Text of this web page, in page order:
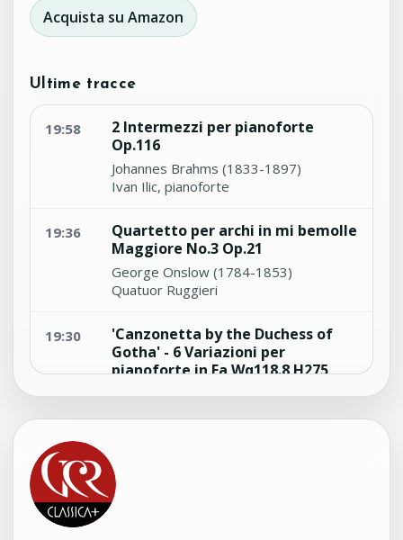
Acquista su Amazon
Ultime tracce
19:58
2 Intermezzi per pianoforte
Op.116
Johannes Brahms (1833-1897)
Ivan Ilic, pianoforte
19:36
Quartetto per archi in mi bemolle
Maggiore No.3 Op.21
George Onslow (1784-1853)
Quatuor Ruggieri
19:30
'Canzonetta by the Duchess of
Gotha' - 6 Variazioni per
pianoforte in Fa Wq118.8 H275
Carl Philipp Emanuel Bach (1714-1788)
18:59
Concerto 'all'antica' per violino e
orchestra in la minore P075